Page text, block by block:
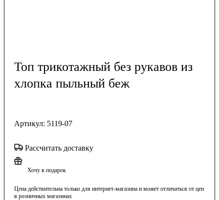
Топ трикотажный без рукавов из
хлопка пыльный беж
Артикул: 5119-07
Рассчитать доставку
Хочу в подарок
Цена действительна только для интернет-магазина и может отличаться от цен
в розничных магазинах